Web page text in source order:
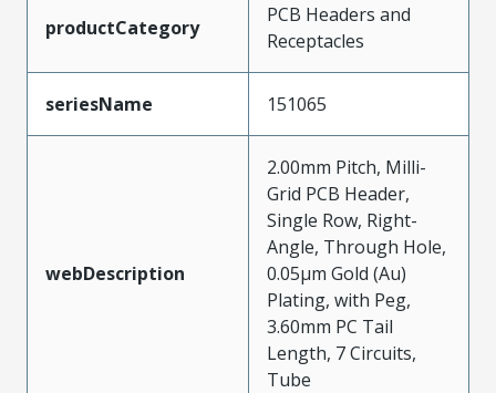
productCategory
PCB Headers and
Receptacles
seriesName 151065
webDescription
2.00mm Pitch, Milli-
Grid PCB Header,
Single Row, Right-
Angle, Through Hole,
0.05µm Gold (Au)
Plating, with Peg,
3.60mm PC Tail
Length, 7 Circuits,
Tube